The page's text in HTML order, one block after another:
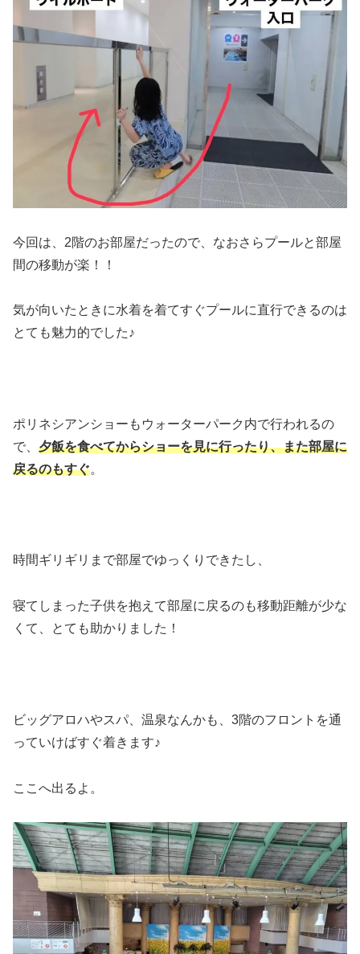
今回は、2階のお部屋だったので、なおさらプールと部屋
間の移動が楽！！
気が向いたときに水着を着てすぐプールに直行できるのは
とても魅力的でした♪
ポリネシアンショーもウォーターパーク内で行われるの
で、 夕飯を食べてからショーを見に行ったり、また部屋に
戻るのもすぐ。
時間ギリギリまで部屋でゆっくりできたし、
寝てしまった子供を抱えて部屋に戻るのも移動距離が少な
くて、とても助かりました！
ビッグアロハやスパ、温泉なんかも、3階のフロントを通
っていけばすぐ着きます♪
ここへ出るよ。